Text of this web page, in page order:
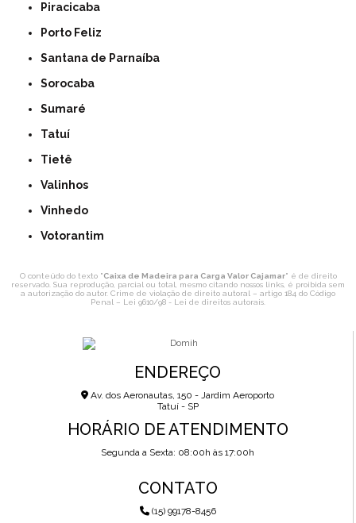
Piracicaba
Porto Feliz
Santana de Parnaíba
Sorocaba
Sumaré
Tatuí
Tietê
Valinhos
Vinhedo
Votorantim
O conteúdo do texto "Caixa de Madeira para Carga Valor Cajamar" é de direito
reservado. Sua reprodução, parcial ou total, mesmo citando nossos links, é proibida sem
a autorização do autor. Crime de violação de direito autoral – artigo 184 do Código
Penal – Lei 9610/98 - Lei de direitos autorais
ENDEREÇO
Av. dos Aeronautas, 150 - Jardim Aeroporto
Tatuí - SP
HORÁRIO DE ATENDIMENTO
Segunda a Sexta: 08:00h às 17:00h
CONTATO
(15) 99178-8456